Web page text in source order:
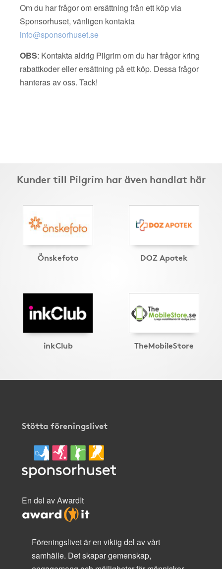
Om du har frågor om ersättning från ett köp via
Sponsorhuset, vänligen kontakta
info@sponsorhuset.se
OBS: Kontakta aldrig Pilgrim om du har frågor kring
rabattkoder eller ersättning på ett köp. Dessa frågor
hanteras av oss. Tack!
Kunder till Pilgrim har även handlat här
Önskefoto DOZ Apotek
inkClub TheMobileStore
Stötta föreningslivet
En del av AwardIt
Föreningslivet är en viktig del av vårt
samhälle. Det skapar gemenskap,